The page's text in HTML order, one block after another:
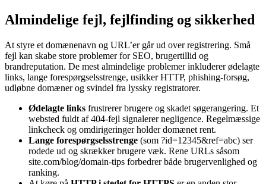
Almindelige fejl, fejlfinding og sikkerhed
At styre et domænenavn og URL’er går ud over registrering. Små
fejl kan skabe store problemer for SEO, brugertillid og
brandreputation. De mest almindelige problemer inkluderer ødelagte
links, lange forespørgselsstrenge, usikker HTTP, phishing-forsøg,
udløbne domæner og svindel fra lyssky registratorer.
Ødelagte links frustrerer brugere og skadet søgerangering. Et
websted fuldt af 404-fejl signalerer negligence. Regelmæssige
linkcheck og omdirigeringer holder domænet rent.
Lange forespørgselsstrenge (som ?id=12345&ref=abc) ser
rodede ud og skrækker brugere væk. Rene URLs såsom
site.com/blog/domain-tips forbedrer både brugervenlighed og
ranking.